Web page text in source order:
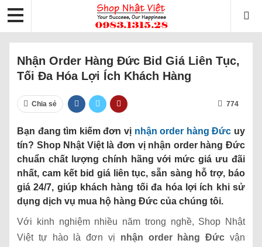
Nhận Order Hàng Đức Bid Giá Liên Tục,
Tối Đa Hóa Lợi Ích Khách Hàng
Chia sẻ 774
Bạn đang tìm kiếm đơn vị nhận order hàng Đức uy
tín? Shop Nhật Việt là đơn vị nhận order hàng Đức
chuẩn chất lượng chính hãng với mức giá ưu đãi
nhất, cam kết bid giá liên tục, sẵn sàng hỗ trợ, báo
giá 24/7, giúp khách hàng tối đa hóa lợi ích khi sử
dụng dịch vụ mua hộ hàng Đức của chúng tôi.
Với kinh nghiệm nhiều năm trong nghề, Shop Nhật
Việt tự hào là đơn vị nhận order hàng Đức vận